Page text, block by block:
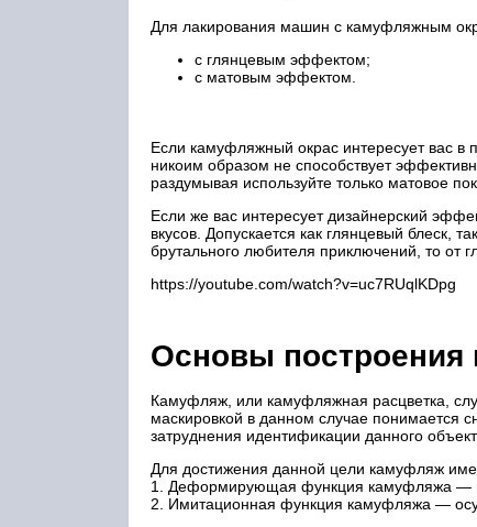
Для лакирования машин с камуфляжным
с глянцевым эффектом;
с матовым эффектом.
Если камуфляжный окрас интересует вас в
никоим образом не способствует
раздумывая используйте только матовое
Если же вас интересует дизайнерский
вкусов. Допускается как глянцевый блеск,
брутального любителя приключений, то от
https://youtube.com/watch?v=uc7RUqlKDpg
Основы построения
Камуфляж, или камуфляжная расцветка,
маскировкой в данном случае понимается
затруднения идентификации данного
Для достижения данной цели камуфляж
1. Деформирующая функция камуфляжа —
2. Имитационная функция камуфляжа —